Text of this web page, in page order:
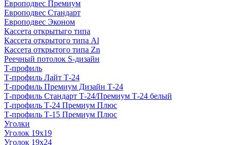
Европодвес Премиум
Европодвес Стандарт
Европодвес Эконом
Кассета открытыго типа
Кассета открытого типа Al
Кассета открытого типа Zn
Реечный потолок S-дизайн
Т-профиль
Т-профиль Лайт Т-24
Т-профиль Премиум Дизайн Т-24
Т-профиль Стандарт Т-24/Премиум Т-24 белый
Т-профиль Т-24 Премиум Плюс
Т-профиль Т-15 Премиум Плюс
Уголки
Уголок 19х19
Уголок 19х24